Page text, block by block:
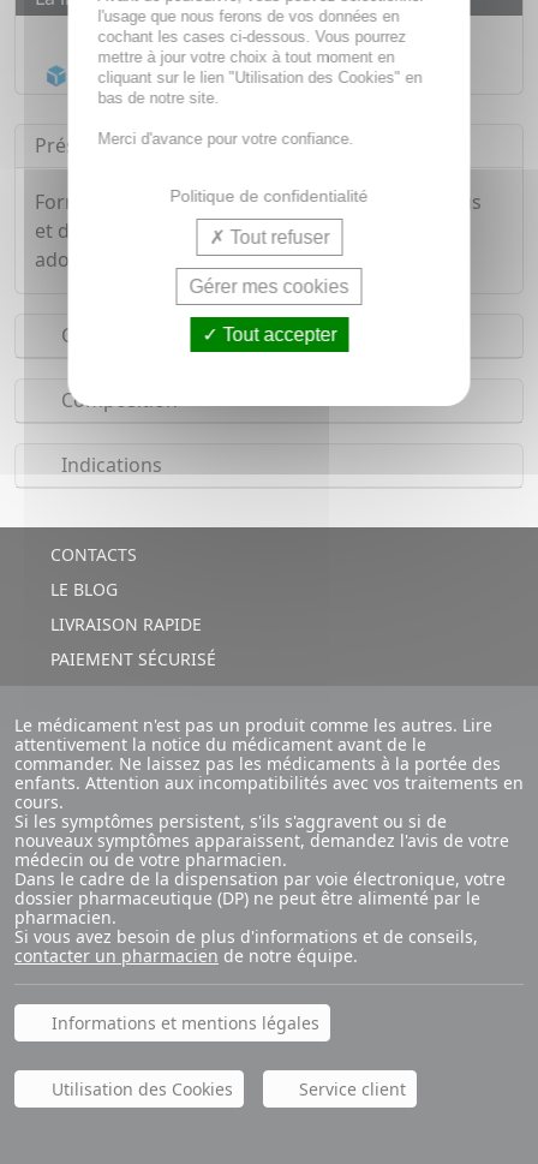
Livraison gratuite dès55€
Acheminement Chronoposten 24h*
Présentation
Formulées à base d'huile essentielle d'Eucalyptus
et de menthol, les gommes Valda agissent en
adoucissant la gorge, et en apaisant ses maux.
Conseils d'utilisation
Composition
Indications
CONTACTS
LE BLOG
LIVRAISON RAPIDE
PAIEMENT SÉCURISÉ
Le médicament n'est pas un produit comme les autres. Lire
attentivement la notice du médicament avant de le
commander. Ne laissez pas les médicaments à la portée des
enfants. Attention aux incompatibilités avec vos traitements en
cours.
Si les symptômes persistent, s'ils s'aggravent ou si de
nouveaux symptômes apparaissent, demandez l'avis de votre
médecin ou de votre pharmacien.
Dans le cadre de la dispensation par voie électronique, votre
dossier pharmaceutique (DP) ne peut être alimenté par le
pharmacien.
Si vous avez besoin de plus d'informations et de conseils,
contacter un pharmacien de notre équipe.
Informations et mentions légales
Utilisation des Cookies Service client
l'usage que nous ferons de vos données en
cochant les cases ci-dessous. Vous pourrez
mettre à jour votre choix à tout moment en
cliquant sur le lien "Utilisation des Cookies" en
bas de notre site.
Merci d'avance pour votre confiance.
Politique de confidentialité
Tout refuser
Gérer mes cookies
Tout accepter